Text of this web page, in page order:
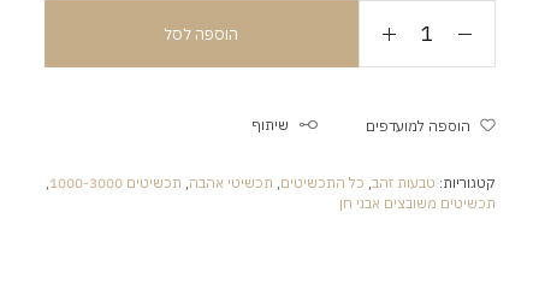
הוספה לסל
הוספה למועדפים שיתוף
קטגוריות: טבעות זהב, כל התכשיטים, תכשיטי אהבה, תכשיטים 1000-3000
,
תכשיטים משובצים אבני חן